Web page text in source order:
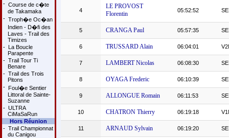
- Course de c�te
de Takamaka
- Troph�e Oc�an
Indien - D�fi des
Laves - Trail des
Timizes
- La Boucle
Parapente
- Trail Tour Ti
Benare
- Trail des Trois
Pitons
- Foul�e Sentier
Littoral de Sainte-
Suzanne
- ULTRA
CiMaSaRun
Hors Réunion
- Trail Championnat
du Canigou
4
LE PROVOST
Florentin
05:52:52
5 CRANGA Paul 05:57:35
6 TRUSSARD Alain 06:04:01
7 LAMBERT Nicolas 06:08:30
8 OYAGA Frederic 06:10:39
9 ALLONGUE Romain 06:11:53
10 CHATRON Thierry 06:19:18
11 ARNAUD Sylvain 06:19:20